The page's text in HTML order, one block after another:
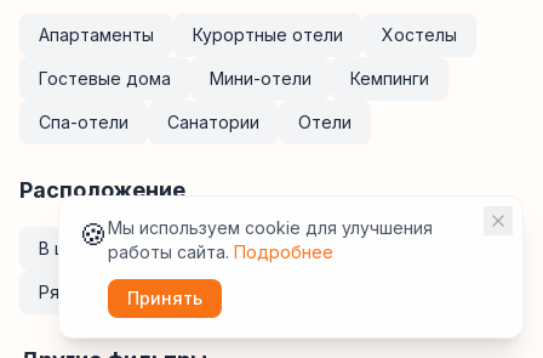
Апартаменты Курортные отели Хостелы
Гостевые дома Мини-отели Кемпинги
Спа-отели Санатории Отели
Расположение
В центре У метро Рядом с ж/д вокзалом
Рядом с аэропортом
🍪Мы используем cookie для улучшения
работы сайта. Подробнее
Принять